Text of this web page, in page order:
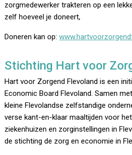
zorgmedewerker trakteren op een
zelf hoeveel je doneert,
Doneren kan op:
Stichting Hart voor
Hart voor Zorgend Flevoland is een
Economic Board Flevoland. Samen
kleine Flevolandse zelfstandige
verse kant-en-klaar maaltijden voor
ziekenhuizen en zorginstellingen in
de stichting de zorg en economie in